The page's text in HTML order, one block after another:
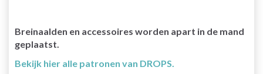
Breinaalden en accessoires worden apart in de mand
geplaatst.
Bekijk hier alle patronen van DROPS.